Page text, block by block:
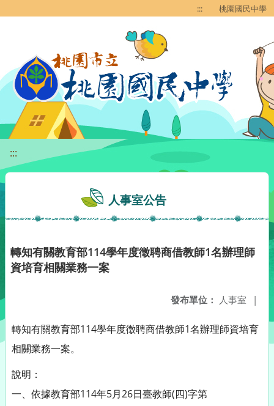
::: 桃園國民中學
:::
人事室公告
轉知有關教育部114學年度徵聘商借教師1名辦理師
資培育相關業務一案
發布單位： 人事室 |
轉知有關教育部114學年度徵聘商借教師1名辦理師資培育
相關業務一案。
說明：
一、依據教育部114年5月26日臺教師(四)字第